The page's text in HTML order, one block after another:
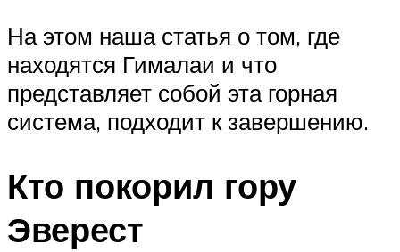
На этом наша статья о том, где
находятся Гималаи и что
представляет собой эта горная
система, подходит к завершению.
Кто покорил гору
Эверест